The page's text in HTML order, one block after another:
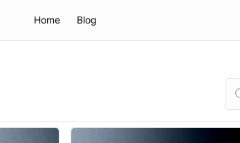
Home Blog